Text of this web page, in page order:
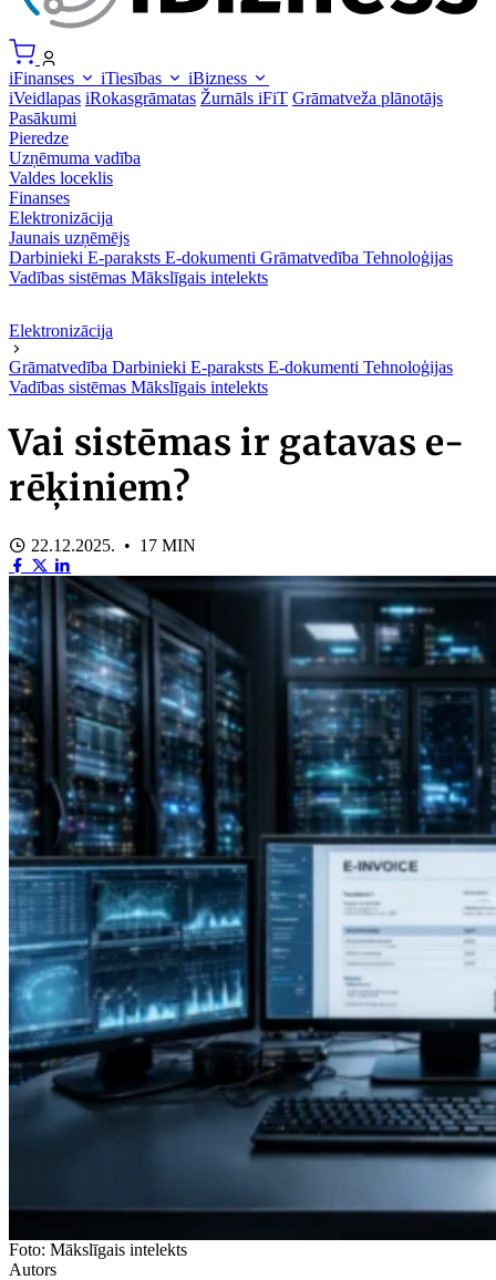
iFinanses iTiesības
iBizness
iVeidlapas iRokasgrāmatas Žurnāls iFiT Grāmatveža plānotājs
Pasākumi
Pieredze
Uzņēmuma vadība
Valdes loceklis
Finanses
Elektronizācija
Jaunais uzņēmējs
Darbinieki E-paraksts E-dokumenti Grāmatvedība Tehnoloģijas
Vadības sistēmas Mākslīgais intelekts
Elektronizācija
Grāmatvedība Darbinieki E-paraksts E-dokumenti Tehnoloģijas
Vadības sistēmas Mākslīgais intelekts
Vai sistēmas ir gatavas e-
rēķiniem?
22.12.2025. • 17 MIN
Foto: Mākslīgais intelekts
Autors